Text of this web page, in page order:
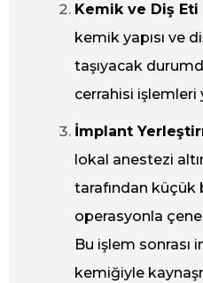
Kemik ve Diş
kemik yapısı ve
taşıyacak
cerrahisi işlemleri
İmplant
lokal anestezi
tarafından küçük
operasyonla
Bu işlem sonrası
kemiğiyle